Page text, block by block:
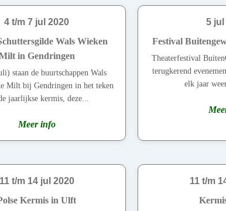
4 t/m 7 jul 2020
Wals Wieken
in Gendringen
staan de buurtschappen Wals
Milt bij Gendringen in het teken
jaarlijkse kermis, deze...
Meer info
5 jul
Festival
Theaterfestival
terugkerend
elk jaar
11 t/m 14 jul 2020
Kermis in Ulft
11 t/m